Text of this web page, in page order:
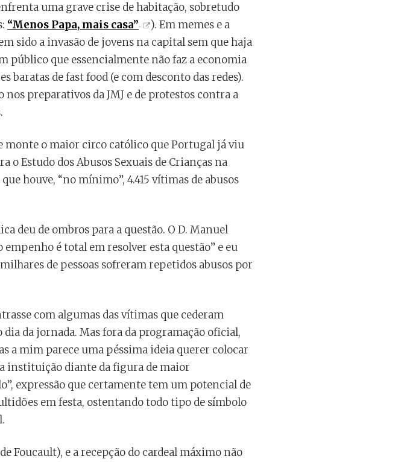
uma grave crise de habitação, sobretudo
“Menos Papa, mais casa”
). Em memes e a
sido a invasão de jovens na capital sem que haja
público que essencialmente não faz a economia
baratas de fast food (e com desconto das redes).
preparativos da JMJ e de protestos contra a
monte o maior circo católico que Portugal já viu
o Estudo dos Abusos Sexuais de Crianças na
houve, “no mínimo”, 4.415 vítimas de abusos
deu de ombros para a questão. O D. Manuel
é total em resolver esta questão” e eu
de pessoas sofreram repetidos abusos por
com algumas das vítimas que cederam
da jornada. Mas fora da programação oficial,
a mim parece uma péssima ideia querer colocar
instituição diante da figura de maior
expressão que certamente tem um potencial de
em festa, ostentando todo tipo de símbolo
Foucault), e a recepção do cardeal máximo não